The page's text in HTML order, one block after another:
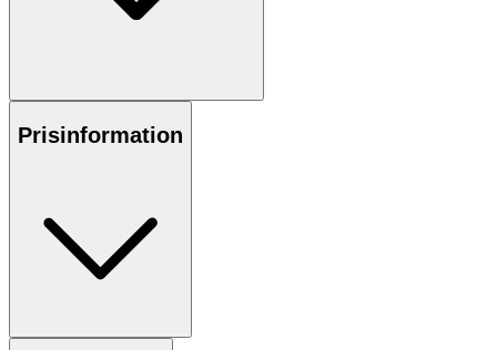
Prisinformation